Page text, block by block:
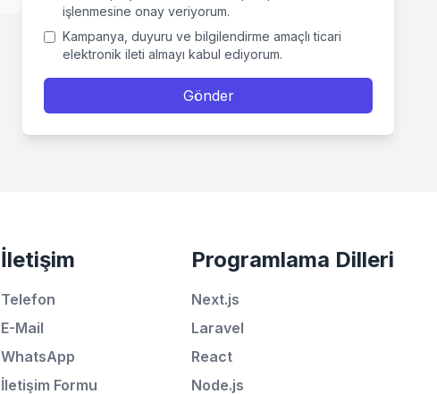
işlenmesine onay veriyorum.
Kampanya, duyuru ve bilgilendirme amaçlı ticari
elektronik ileti almayı kabul ediyorum.
Gönder
İletişim
Telefon
E-Mail
WhatsApp
İletişim Formu
Programlama Dilleri
Next.js
Laravel
React
Node.js
Ortalama Yanıt Süresi: 15 Dakika
E-Mail